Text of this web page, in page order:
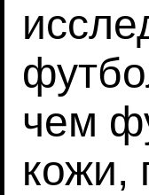
чем
кожи,